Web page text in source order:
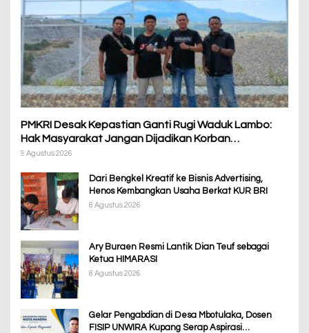
PMKRI Desak Kepastian Ganti Rugi Waduk Lambo:
Hak Masyarakat Jangan Dijadikan Korban
Pembangunan PSN
9 Agustus 2026
Dari Bengkel Kreatif ke Bisnis Advertising,
Henos Kembangkan Usaha Berkat KUR BRI
8 Agustus 2026
Ary Buraen Resmi Lantik Dian Teuf sebagai
Ketua HIMARASI
8 Agustus 2026
Gelar Pengabdian di Desa Mbotulaka, Dosen
FISIP UNWIRA Kupang Serap Aspirasi